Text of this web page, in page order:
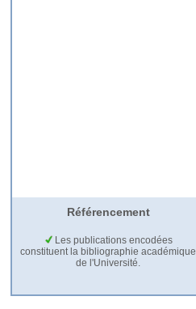
Référencement
Les publications encodées
constituent la bibliographie académique
de l'Université.